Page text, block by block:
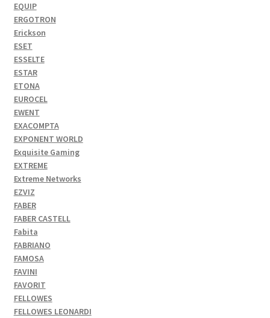
EQUIP
ERGOTRON
Erickson
ESET
ESSELTE
ESTAR
ETONA
EUROCEL
EWENT
EXACOMPTA
EXPONENT WORLD
Exquisite Gaming
EXTREME
Extreme Networks
EZVIZ
FABER
FABER CASTELL
Fabita
FABRIANO
FAMOSA
FAVINI
FAVORIT
FELLOWES
FELLOWES LEONARDI